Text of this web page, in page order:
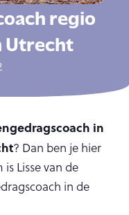
regio
Utrecht
in
? Dan ben je hier
Lisse van de
in de